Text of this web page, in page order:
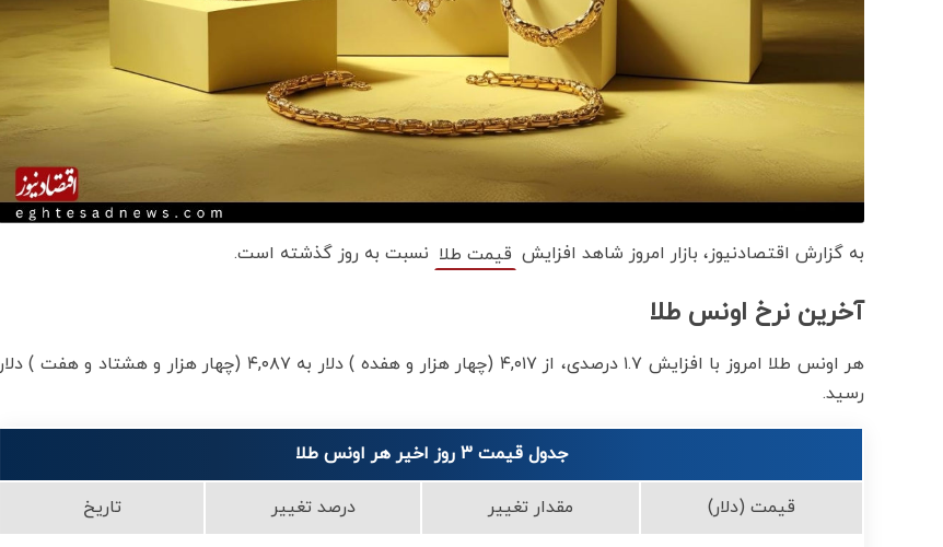
به گزارش اقتصادنیوز، بازار امروز شاهد افزایش قیمت‌‌‌‌ طلا نسبت به روز گذشته است.
آخرین نرخ اونس طلا
هر اونس طلا امروز با افزایش ۱.۷ درصدی، از ۴,۰۱۷ (چهار هزار و هفده ) دلار به ۴,۰۸۷ (چهار هزار و هشتاد و هفت ) دلار
رسید.
جدول قیمت 3 روز اخیر هر اونس طلا
قیمت (دلار) مقدار تغییر درصد تغییر تاریخ